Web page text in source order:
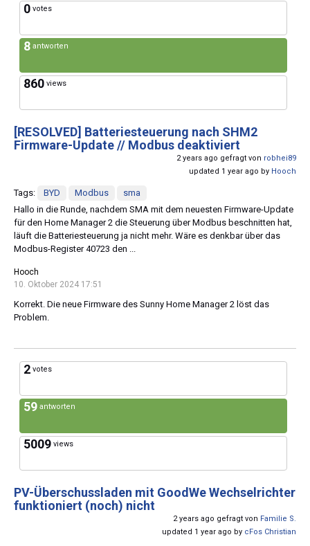
0 votes
8 antworten
860 views
[RESOLVED] Batteriesteuerung nach SHM2
Firmware-Update // Modbus deaktiviert
2 years ago gefragt von robhei89
updated 1 year ago by Hooch
Tags: BYD Modbus
sma
Hallo in die Runde, nachdem SMA mit dem neuesten Firmware-Update
für den Home Manager 2 die Steuerung über Modbus beschnitten hat,
läuft die Batteriesteuerung ja nicht mehr. Wäre es denkbar über das
Modbus-Register 40723 den ...
Hooch
10. Oktober 2024 17:51
Korrekt. Die neue Firmware des Sunny Home Manager 2 löst das
Problem.
2 votes
59 antworten
5009 views
PV-Überschussladen mit GoodWe Wechselrichter
funktioniert (noch) nicht
2 years ago gefragt von Familie S.
updated 1 year ago by cFos Christian